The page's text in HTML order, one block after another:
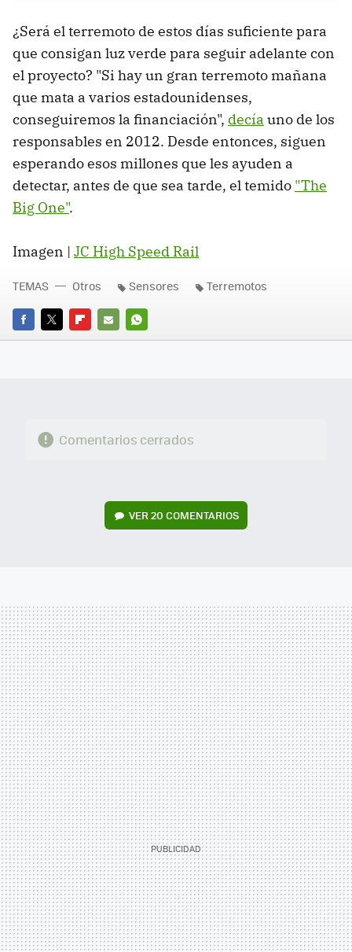
¿Será el terremoto de estos días suficiente para
que consigan luz verde para seguir adelante con
el proyecto? "Si hay un gran terremoto mañana
que mata a varios estadounidenses,
conseguiremos la financiación", decía uno de los
responsables en 2012. Desde entonces, siguen
esperando esos millones que les ayuden a
detectar, antes de que sea tarde, el temido "The
Big One".
Imagen | JC High Speed Rail
FACEBOOK
TWITTERFLIPBOARD
E-
WHATSAPP
TEMAS Otros Sensores Terremotos
Comentarios cerrados
VER 20 COMENTARIOS